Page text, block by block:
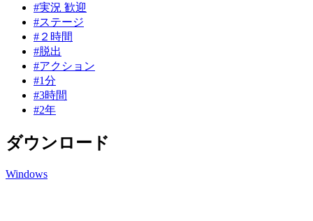
#実況 歓迎
#ステージ
#２時間
#脱出
#アクション
#1分
#3時間
#2年
ダウンロード
Windows